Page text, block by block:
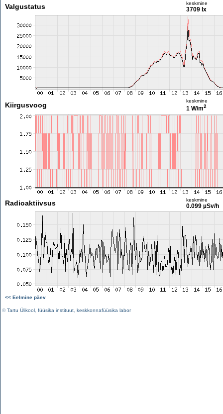
Valgustatus keskmine
3709 lx
Kiirgusvoog
keskmine
1 W/m2
Radioaktiivsus keskmine
0.099 µSv/h
<< Eelmine päev
©Tartu Ülikool füüsika instituut keskkonnafüüsika labor